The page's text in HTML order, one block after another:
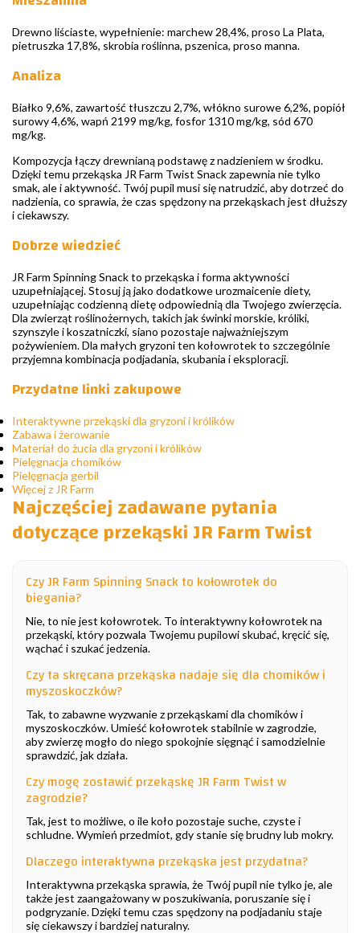
Drewno liściaste, wypełnienie: marchew 28,4%, proso La Plata,
pietruszka 17,8%, skrobia roślinna, pszenica, proso manna.
Analiza
Białko 9,6%, zawartość tłuszczu 2,7%, włókno surowe 6,2%, popiół
surowy 4,6%, wapń 2199 mg/kg, fosfor 1310 mg/kg, sód 670
mg/kg.
Kompozycja łączy drewnianą podstawę z nadzieniem w środku.
Dzięki temu przekąska JR Farm Twist Snack zapewnia nie tylko
smak, ale i aktywność. Twój pupil musi się natrudzić, aby dotrzeć do
nadzienia, co sprawia, że czas spędzony na przekąskach jest dłuższy
i ciekawszy.
Dobrze wiedzieć
JR Farm Spinning Snack to przekąska i forma aktywności
uzupełniającej. Stosuj ją jako dodatkowe urozmaicenie diety,
uzupełniając codzienną dietę odpowiednią dla Twojego zwierzęcia.
Dla zwierząt roślinożernych, takich jak świnki morskie, króliki,
szynszyle i koszatniczki, siano pozostaje najważniejszym
pożywieniem. Dla małych gryzoni ten kołowrotek to szczególnie
przyjemna kombinacja podjadania, skubania i eksploracji.
Przydatne linki zakupowe
Interaktywne przekąski dla gryzoni i królików
Zabawa i żerowanie
Materiał do żucia dla gryzoni i królików
Pielęgnacja chomików
Pielęgnacja gerbil
Więcej z JR Farm
Najczęściej zadawane pytania
dotyczące przekąski JR Farm Twist
Czy JR Farm Spinning Snack to kołowrotek do
biegania?
Nie, to nie jest kołowrotek. To interaktywny kołowrotek na
przekąski, który pozwala Twojemu pupilowi skubać, kręcić się,
wąchać i szukać jedzenia.
Czy ta skręcana przekąska nadaje się dla chomików i
myszoskoczków?
Tak, to zabawne wyzwanie z przekąskami dla chomików i
myszoskoczków. Umieść kołowrotek stabilnie w zagrodzie,
aby zwierzę mogło do niego spokojnie sięgnąć i samodzielnie
sprawdzić, jak działa.
Czy mogę zostawić przekąskę JR Farm Twist w
zagrodzie?
Tak, jest to możliwe, o ile koło pozostaje suche, czyste i
schludne. Wymień przedmiot, gdy stanie się brudny lub mokry.
Dlaczego interaktywna przekąska jest przydatna?
Interaktywna przekąska sprawia, że Twój pupil nie tylko je, ale
także jest zaangażowany w poszukiwania, poruszanie się i
podgryzanie. Dzięki temu czas spędzony na podjadaniu staje
się ciekawszy i bardziej naturalny.